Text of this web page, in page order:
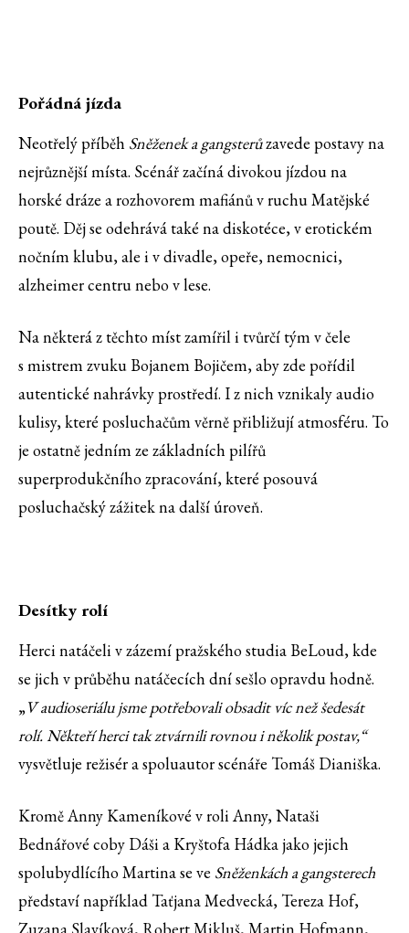
Pořádná jízda
Neotřelý příběh Sněženek a gangsterůzavede postavy na
nejrůznější místa. Scénář začíná divokou jízdou na
horské dráze a rozhovorem mafiánů v ruchu Matějské
poutě. Děj se odehrává také na diskotéce, v erotickém
nočním klubu, ale i v divadle, opeře, nemocnici,
alzheimer centru nebo v lese.
Na některá z těchto míst zamířil i tvůrčí tým v čele
s mistrem zvuku Bojanem Bojičem, aby zde pořídil
autentické nahrávky prostředí. I z nich vznikaly audio
kulisy, které posluchačům věrně přibližují atmosféru. To
je ostatně jedním ze základních pilířů
superprodukčního zpracování, které posouvá
posluchačský zážitek na další úroveň.
Desítky rolí
Herci natáčeli v zázemí pražského studia BeLoud, kde
se jich v průběhu natáčecích dní sešlo opravdu hodně.
„Vaudioseriálu jsme potřebovali obsadit víc než šedesát
rolí. Někteří herci tak ztvárnili rovnou i několik postav,“
vysvětluje režisér a spoluautor scénáře Tomáš Dianiška.
Kromě Anny Kameníkové v roli Anny, Nataši
Bednářové coby Dáši a Kryštofa Hádka jako jejich
spolubydlícího Martina se ve Sněženkách a gangsterech
představí například Taťjana Medvecká, Tereza Hof,